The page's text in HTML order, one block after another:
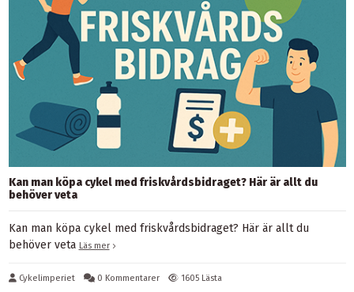
Kan man köpa cykel med friskvårdsbidraget? Här är allt du
behöver veta
Kan man köpa cykel med friskvårdsbidraget? Här är allt du
behöver veta Läs mer
Cykelimperiet 0 Kommentarer 1605 Lästa